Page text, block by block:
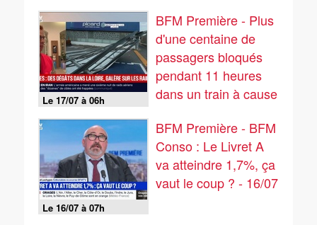
Le 17/07 à 06h
BFM Première - Plus
d'une centaine de
passagers bloqués
pendant 11 heures
dans un train à cause
Le 16/07 à 07h
BFM Première - BFM
Conso : Le Livret A
va atteindre 1,7%, ça
vaut le coup ? - 16/07